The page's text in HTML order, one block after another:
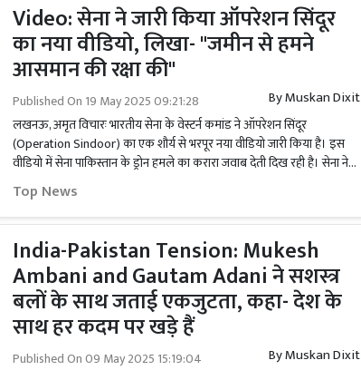
Video: सेना ने जारी किया ऑपरेशन सिंदूर
का नया वीडियो, लिखा- "जमीन से हमने
आसमान की रक्षा की"
Published On 19 May 2025 09:21:28 ByMuskan Dixit
लखनऊ, अमृत विचारः भारतीय सेना के वेस्टर्न कमांड ने ऑपरेशन सिंदूर
(Operation Sindoor) का एक शौर्य से भरपूर नया वीडियो जारी किया है। इस
वीडियो में सेना पाकिस्तान के ड्रोन हमले का करारा जवाब देती दिख रही है। सेना ने...
Top News
India-Pakistan Tension: Mukesh
Ambani and Gautam Adani ने सशस्त्र
बलों के साथ जताई एकजुटता, कहा- देश के
साथ हर कदम पर खड़े हैं
Published On09 May 2025 15:19:04 ByMuskan Dixit